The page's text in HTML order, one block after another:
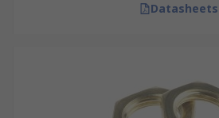
Datasheets